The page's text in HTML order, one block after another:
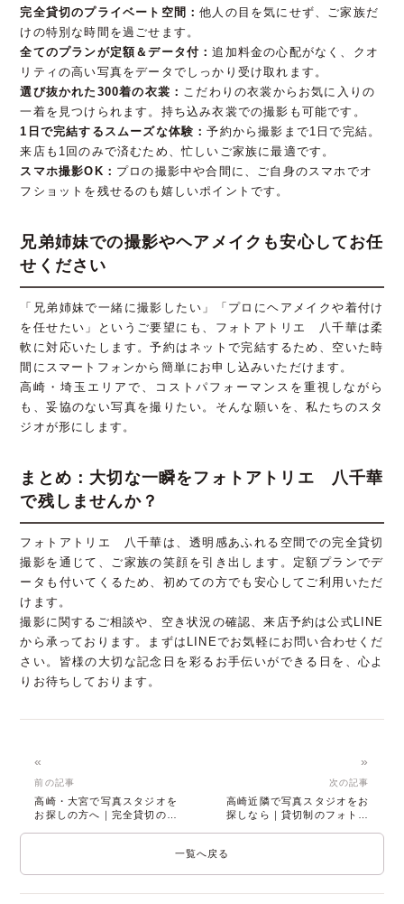
完全貸切のプライベート空間：他人の目を気にせず、ご家族だ
けの特別な時間を過ごせます。
全てのプランが定額＆データ付：追加料金の心配がなく、クオ
リティの高い写真をデータでしっかり受け取れます。
選び抜かれた300着の衣裳： こだわりの衣裳からお気に入りの
一着を見つけられます。持ち込み衣裳での撮影も可能です。
1日で完結するスムーズな体験：予約から撮影まで1日で完結。
来店も1回のみで済むため、忙しいご家族に最適です。
スマホ撮影OK： プロの撮影中や合間に、ご自身のスマホでオ
フショットを残せるのも嬉しいポイントです。
兄弟姉妹での撮影やヘアメイクも安心してお任
せください
「兄弟姉妹で一緒に撮影したい」「プロにヘアメイクや着付け
を任せたい」というご要望にも、フォトアトリエ 八千華は柔
軟に対応いたします。予約はネットで完結するため、空いた時
間にスマートフォンから簡単にお申し込みいただけます。
高崎・埼玉エリアで、コストパフォーマンスを重視しながら
も、妥協のない写真を撮りたい。そんな願いを、私たちのスタ
ジオが形にします。
まとめ：大切な一瞬をフォトアトリエ 八千華
で残しませんか？
フォトアトリエ 八千華は、透明感あふれる空間での完全貸切
撮影を通じて、ご家族の笑顔を引き出します。定額プランでデ
ータも付いてくるため、初めての方でも安心してご利用いただ
けます。
撮影に関するご相談や、空き状況の確認、来店予約は公式LINE
から承っております。まずはLINEでお気軽にお問い合わせくだ
さい。皆様の大切な記念日を彩るお手伝いができる日を、心よ
りお待ちしております。
«
前の記事
高崎・大宮で写真スタジオを
お探しの方へ｜完全貸切のフ
一覧へ戻る
»
次の記事
高崎近隣で写真スタジオをお
探しなら｜貸切制のフォトア